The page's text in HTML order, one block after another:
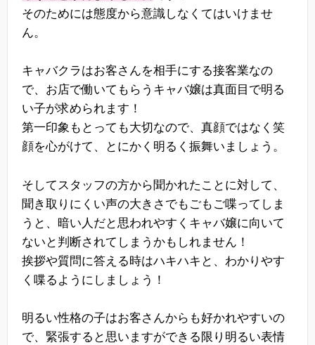
そのためには態度から意識しなくてはいけませ
ん。
キャバクラはお客さんを相手にする接客業なの
で、お店で働いてもらうキャバ嬢は真面目で明る
い子が求められます！
第一印象もとっても大切なので、真顔ではなく笑
顔を心がけて、とにかく明るく振舞いましょう。
そしてスタッフの方から聞かれたことに対して、
聞き取りにくい声の大きさでもごもご喋ってしま
うと、暗い人だと思われやすくキャバ嬢に向いて
ないと判断されてしまうかもしれません！
挨拶や質問に答える時はハキハキと、わかりやす
く喋るようにしましょう！
明るい性格の子はお客さんからも好かれやすいの
で、緊張すると思いますができる限り明るい表情